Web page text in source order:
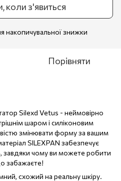
коли з'явиться
накопичувальної знижки
Порівняти
Silexd Vetus - неймовірно
шаром і силіконовим
змінювати форму за вашим
SILEXPAN забезпечує
завдяки чому ви можете робити
забажаєте!
схожий на реальну шкіру.